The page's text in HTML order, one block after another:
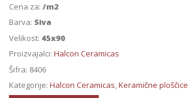
Cena za: /m2
Barva: Siva
Velikost: 45x90
Proizvajalci: Halcon Ceramicas
Šifra: 8406
Kategorije: Halcon Ceramicas,Keramične ploščice